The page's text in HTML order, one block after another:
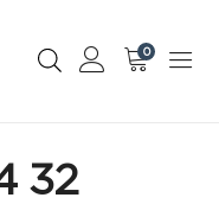
0
32